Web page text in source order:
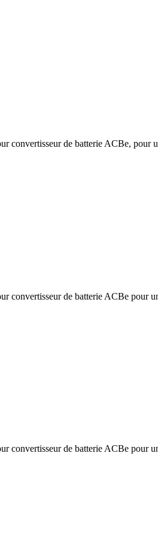
convertisseur de batterie ACBe, pour
convertisseur de batterie ACBe pour
convertisseur de batterie ACBe pour